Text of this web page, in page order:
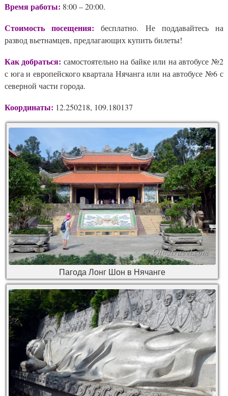
Время работы: 8:00 – 20:00.
Стоимость посещения: бесплатно. Не поддавайтесь на
развод вьетнамцев, предлагающих купить билеты!
Как добраться: самостоятельно на байке или на автобусе №2
с юга и европейского квартала Нячанга или на автобусе №6 с
северной части города.
Координаты: 12.250218, 109.180137
Пагода Лонг Шон в Нячанге